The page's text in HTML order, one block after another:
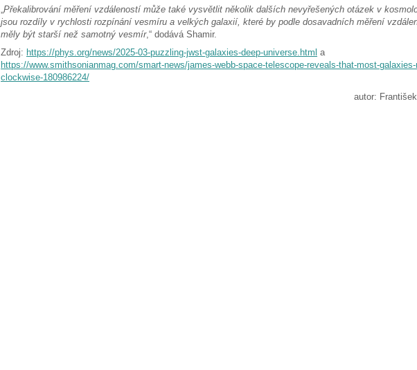
„Překalibrování měření vzdáleností může také vysvětlit několik dalších nevyřešených otázek v
jsou rozdíly v rychlosti rozpínání vesmíru a velkých galaxií, které by podle dosavadních měření
měly být starší než samotný vesmír,“ dodává Shamir.
Zdroj: https://phys.org/news/2025-03-puzzling-jwst-galaxies-deep-universe.html a
https://www.smithsonianmag.com/smart-news/james-webb-space-telescope-reveals-that-most-
clockwise-180986224/
autor: